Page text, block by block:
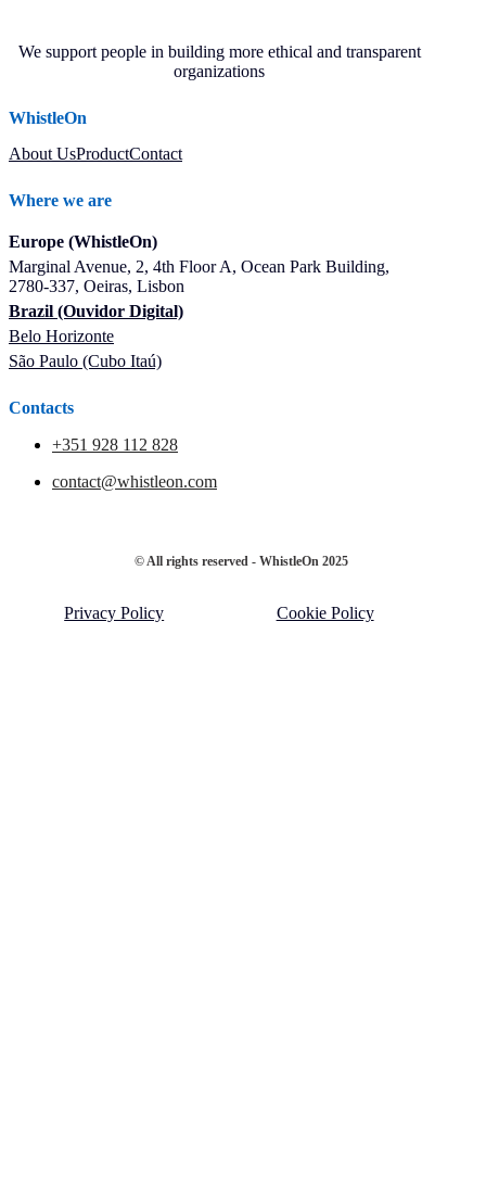
We support people in building more ethical and transparent
organizations
WhistleOn
About UsProductContact
Where we are
Europe (WhistleOn)
Marginal Avenue, 2, 4th Floor A, Ocean Park Building,
2780-337, Oeiras, Lisbon
Brazil (Ouvidor Digital)
Belo Horizonte
São Paulo (Cubo Itaú)
Contacts
+351 928 112 828
contact@whistleon.com
© All rights reserved - WhistleOn 2025
Privacy Policy Cookie Policy